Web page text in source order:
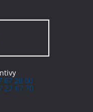
87 28 00
27 67 70